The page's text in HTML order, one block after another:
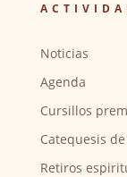
Noticias
Agenda
Cursillos
Catequesis
Retiros